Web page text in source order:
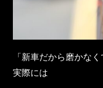
「新車だから磨かな
実際には